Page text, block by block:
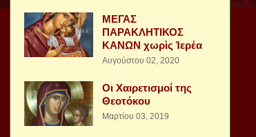
ΜΕΓΑΣ
ΠΑΡΑΚΛΗΤΙΚΟΣ
ΚΑΝΩΝ χωρὶς Ἱερέα
Αυγούστου 02, 2020
Οι Χαιρετισμοί της
Θεοτόκου
Μαρτίου 03, 2019